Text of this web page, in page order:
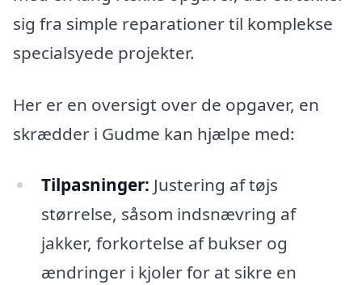
sig fra simple reparationer til komplekse
specialsyede projekter.
Her er en oversigt over de opgaver, en
skrædder i Gudme kan hjælpe med:
Tilpasninger: Justering af tøjs
størrelse, såsom indsnævring af
jakker, forkortelse af bukser og
ændringer i kjoler for at sikre en